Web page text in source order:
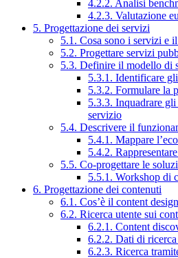
4.2.2. Analisi
4.2.3. Valutazione
5. Progettazione dei servizi
5.1. Cosa sono i servizi e
5.2. Progettare servizi
5.3. Definire il modello di
5.3.1. Identificare
5.3.2. Formulare la
5.3.3. Inquadrare
servizio
5.4. Descrivere il
5.4.1. Mappare
5.4.2.
5.5. Co-progettare le
5.5.1. Workshop di
6. Progettazione dei contenuti
6.1. Cos’è il content design
6.2. Ricerca utente sui
6.2.1. Content
6.2.2. Dati di
6.2.3. Ricerca